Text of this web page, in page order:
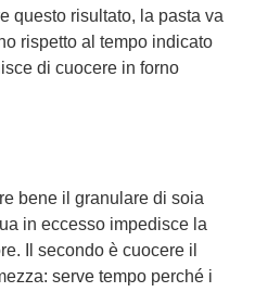
questo risultato, la pasta va
rispetto al tempo indicato
di cuocere in forno
bene il granulare di soia
in eccesso impedisce la
Il secondo è cuocere il
serve tempo perché i